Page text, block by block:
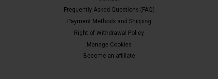
Frequently Asked Questions (FAQ)
Payment Methods and Shipping
Right of Withdrawal Policy
Manage Cookies
Become an affiliate